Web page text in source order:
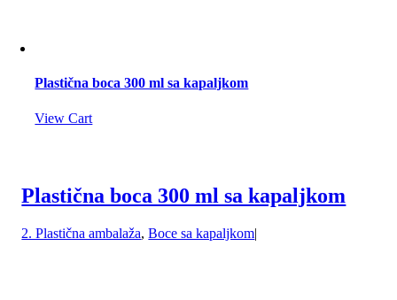
Plastična boca 300 ml sa kapaljkom
View Cart
Plastična boca 300 ml sa kapaljkom
2. Plastična ambalaža,Boce sa kapaljkom|